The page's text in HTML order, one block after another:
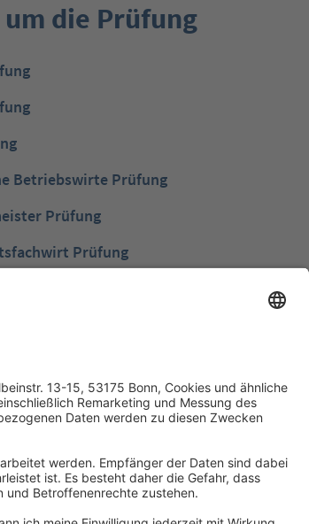
um die Prüfung
Betriebswirte Prüfung
Prüfung
Prüfung
Prüfung
Gesundheits- und Sozialwesen